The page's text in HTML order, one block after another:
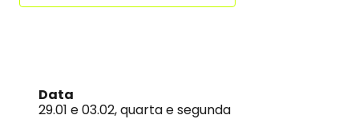
Data
29.01 e 03.02, quarta e segunda